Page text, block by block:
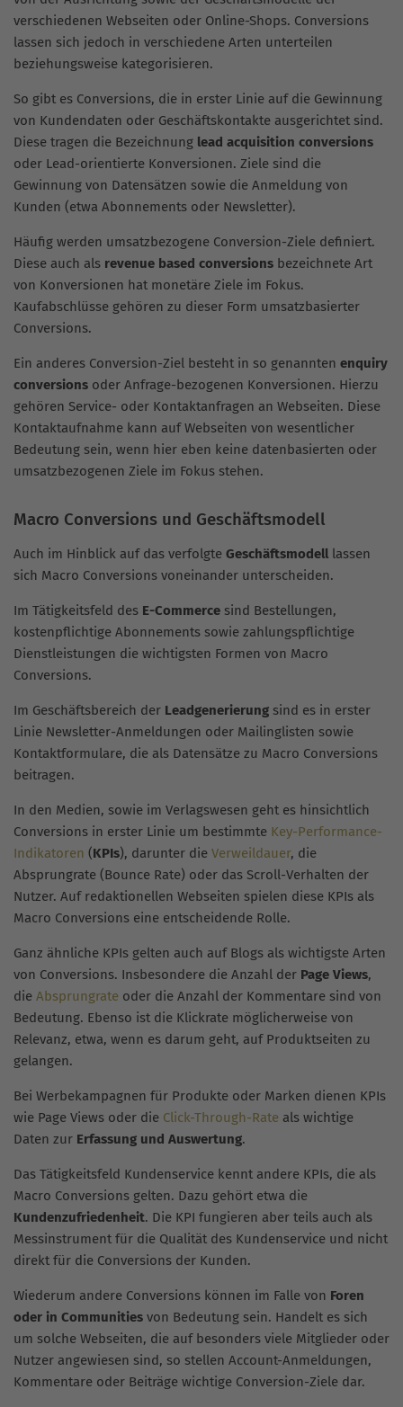
verschiedenen Webseiten oder Online-Shops. Conversions
lassen sich jedoch in verschiedene Arten unterteilen
beziehungsweise kategorisieren.
So gibt es Conversions, die in erster Linie auf die Gewinnung
von Kundendaten oder Geschäftskontakte ausgerichtet sind.
Diese tragen die Bezeichnung lead acquisition conversions
oder Lead-orientierte Konversionen. Ziele sind die
Gewinnung von Datensätzen sowie die Anmeldung von
Kunden (etwa Abonnements oder Newsletter).
Häufig werden umsatzbezogene Conversion-Ziele definiert.
Diese auch als revenue based conversions bezeichnete Art
von Konversionen hat monetäre Ziele im Fokus.
Kaufabschlüsse gehören zu dieser Form umsatzbasierter
Conversions.
Ein anderes Conversion-Ziel besteht in so genannten enquiry
conversions oder Anfrage-bezogenen Konversionen. Hierzu
gehören Service- oder Kontaktanfragen an Webseiten. Diese
Kontaktaufnahme kann auf Webseiten von wesentlicher
Bedeutung sein, wenn hier eben keine datenbasierten oder
umsatzbezogenen Ziele im Fokus stehen.
Macro Conversions und Geschäftsmodell
Auch im Hinblick auf das verfolgte Geschäftsmodelllassen
sich Macro Conversions voneinander unterscheiden.
Im Tätigkeitsfeld des E-Commerce sind Bestellungen,
kostenpflichtige Abonnements sowie zahlungspflichtige
Dienstleistungen die wichtigsten Formen von Macro
Conversions.
Im Geschäftsbereich der Leadgenerierung sind es in erster
Linie Newsletter-Anmeldungen oder Mailinglisten sowie
Kontaktformulare, die als Datensätze zu Macro Conversions
beitragen.
In den Medien, sowie im Verlagswesen geht es hinsichtlich
Conversions in erster Linie um bestimmte Key-Performance-
Indikatoren (KPIs), darunter die Verweildauer, die
Absprungrate (Bounce Rate) oder das Scroll-Verhalten der
Nutzer. Auf redaktionellen Webseiten spielen diese KPIs als
Macro Conversions eine entscheidende Rolle.
Ganz ähnliche KPIs gelten auch auf Blogs als wichtigste Arten
von Conversions. Insbesondere die Anzahl der Page Views,
die Absprungrate oder die Anzahl der Kommentare sind von
Bedeutung. Ebenso ist die Klickrate möglicherweise von
Relevanz, etwa, wenn es darum geht, auf Produktseiten zu
gelangen.
Bei Werbekampagnen für Produkte oder Marken dienen KPIs
wie Page Views oder die Click-Through-Rate als wichtige
Daten zur Erfassung und Auswertung.
Das Tätigkeitsfeld Kundenservice kennt andere KPIs, die als
Macro Conversions gelten. Dazu gehört etwa die
Kundenzufriedenheit. Die KPI fungieren aber teils auch als
Messinstrument für die Qualität des Kundenservice und nicht
direkt für die Conversions der Kunden.
Wiederum andere Conversions können im Falle von Foren
oder in Communities von Bedeutung sein. Handelt es sich
um solche Webseiten, die auf besonders viele Mitglieder oder
Nutzer angewiesen sind, so stellen Account-Anmeldungen,
Kommentare oder Beiträge wichtige Conversion-Ziele dar.